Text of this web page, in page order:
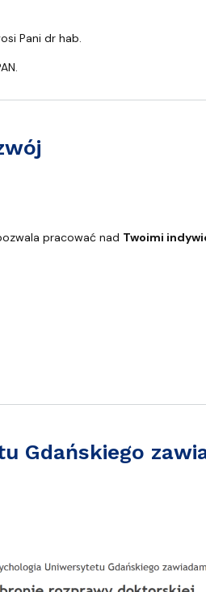
Pani dr hab.
pracować nad Twoimi
Gdańskiego
o publicznej obronie rozprawy